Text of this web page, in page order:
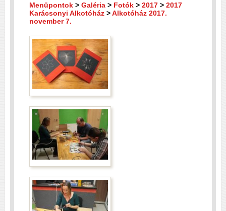
Menüpontok > Galéria > Fotók > 2017 > 2017
Karácsonyi Alkotóház >Alkotóház 2017.
november 7.